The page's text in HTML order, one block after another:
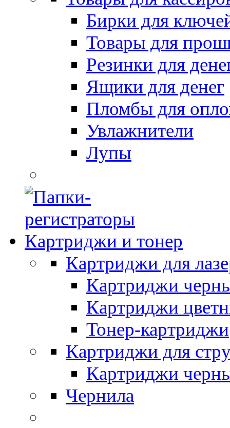
Бирки для
Товары для
Резинки для
Ящики для денег
Пломбы для
Увлажнители
Лупы
Картриджи и тонер
Картриджи для
Картриджи
Картриджи
Тонер-картриджи
Картриджи для
Картриджи
Чернила